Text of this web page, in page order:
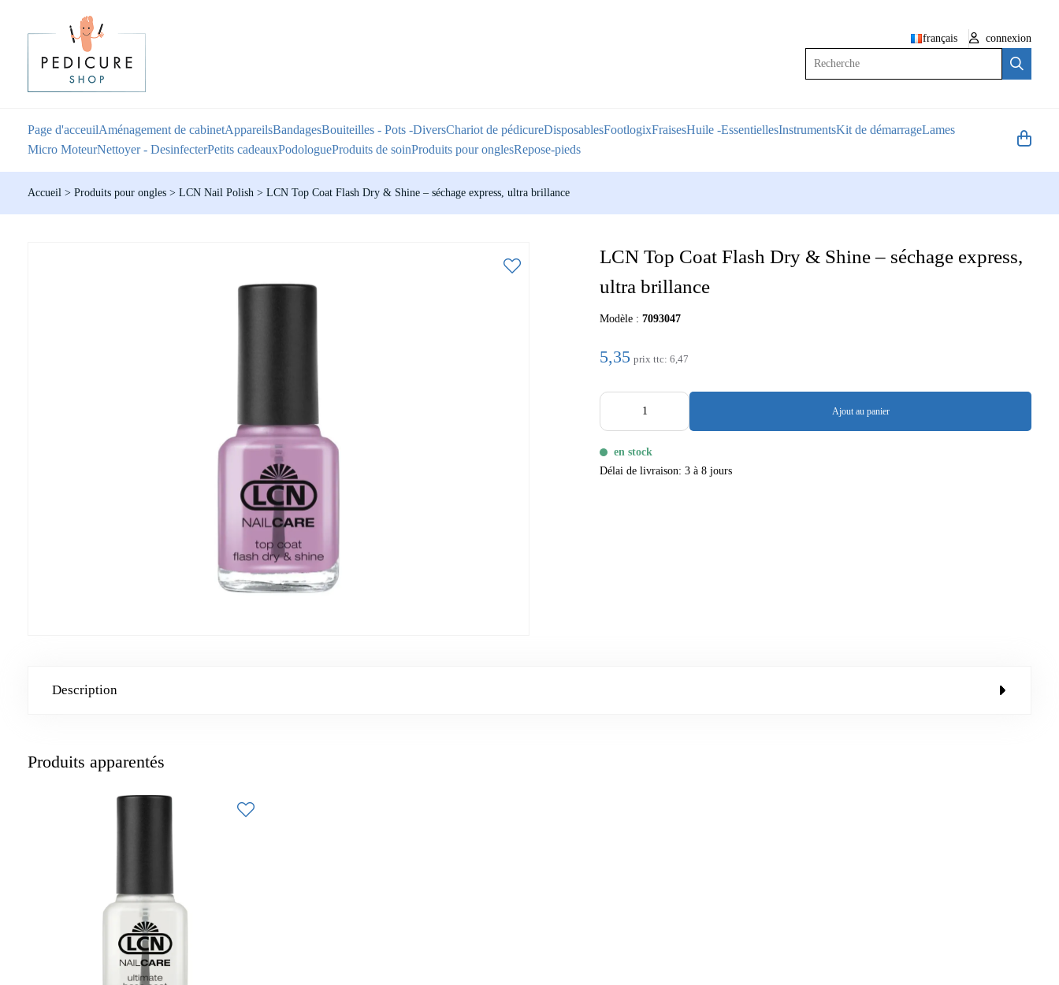
français
connexion
Page d'acceuilAménagement de cabinetAppareilsBandagesBouiteilles - Pots -DiversChariot de pédicureDisposablesFootlogixFraisesHuile -EssentiellesInstrumentsKit de démarrageLames
Micro MoteurNettoyer - DesinfecterPetits cadeauxPodologueProduits de soinProduits pour onglesRepose-pieds
Accueil > Produits pour ongles > LCN Nail Polish > LCN Top Coat Flash Dry & Shine – séchage express, ultra brillance
LCN Top Coat Flash Dry & Shine – séchage express,
ultra brillance
Modèle :7093047
5,35 prix ttc:6,47
Ajout au panier
en stock
Délai de livraison: 3 à 8 jours
Description
Produits apparentés